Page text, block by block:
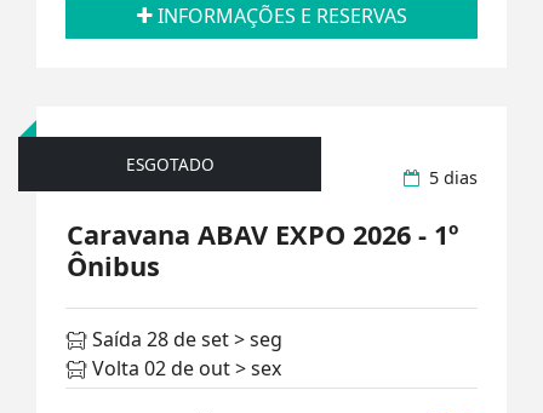
INFORMAÇÕES E RESERVAS
ESGOTADO
Excursões Rodoviárias 5 dias
Caravana ABAV EXPO 2026 - 1º
Ônibus
Saída 28 de set > seg
Volta 02 de out > sex